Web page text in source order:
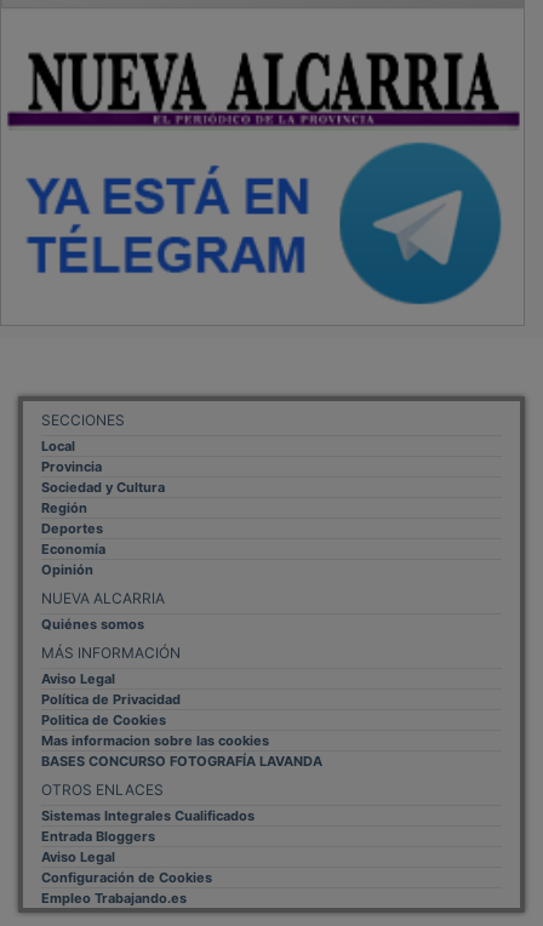
SECCIONES
Local
Provincia
Sociedad y Cultura
Región
Deportes
Economía
Opinión
NUEVA ALCARRIA
Quiénes somos
MÁS INFORMACIÓN
Aviso Legal
Política de Privacidad
Politica de Cookies
Mas informacion sobre las cookies
BASES CONCURSO FOTOGRAFÍA LAVANDA
OTROS ENLACES
Sistemas Integrales Cualificados
Entrada Bloggers
Aviso Legal
Configuración de Cookies
Empleo Trabajando.es